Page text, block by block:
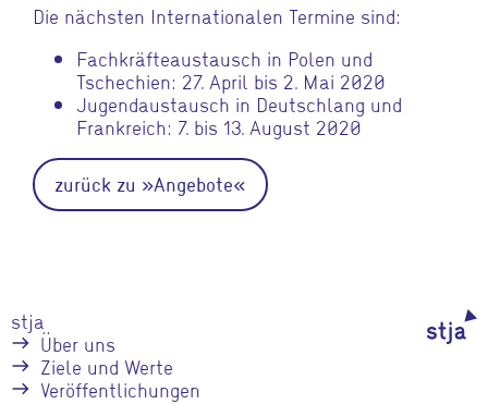
Die nächsten Internationalen Termine sind:
Fachkräfteaustausch in Polen und
Tschechien: 27. April bis 2. Mai 2020
Jugendaustausch in Deutschlang und
Frankreich: 7. bis 13. August 2020
zurück zu »Angebote«
stja
Über uns
Ziele und Werte
Veröffentlichungen